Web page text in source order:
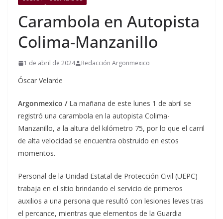
Carambola en Autopista
Colima-Manzanillo
1 de abril de 2024 Redacción Argonmexico
Óscar Velarde
Argonmexico / La mañana de este lunes 1 de abril se
registró una carambola en la autopista Colima-
Manzanillo, a la altura del kilómetro 75, por lo que el carril
de alta velocidad se encuentra obstruido en estos
momentos.
Personal de la Unidad Estatal de Protección Civil (UEPC)
trabaja en el sitio brindando el servicio de primeros
auxilios a una persona que resultó con lesiones leves tras
el percance, mientras que elementos de la Guardia